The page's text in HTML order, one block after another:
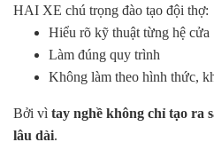
HAI XE chú trọng đào tạo đội thợ:
Hiểu rõ kỹ thuật từng hệ cửa
Làm đúng quy trình
Không làm theo hình thức,
Bởi vì tay nghề không chỉ tạo ra
lâu dài.